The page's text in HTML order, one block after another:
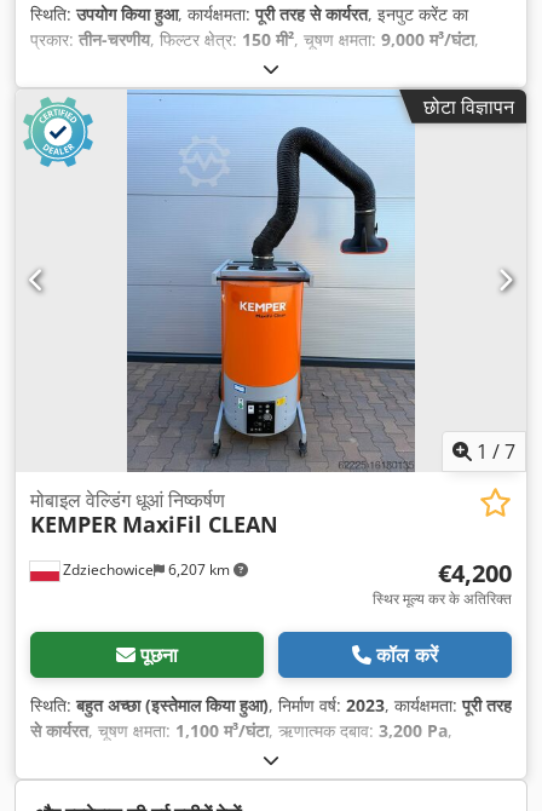
स्थिति:उपयोग किया हुआ, कार्यक्षमता:पूरी तरह से कार्यरत, इनपुट करेंट का
प्रकार: तीन-चरणीय, फिल्टर क्षेत्र: 150 मी², चूषण क्षमता: 9,000 म³/घंटा,
छोटा विज्ञापन
1 /7
Zdziechowice 6,207 km
मोबाइल वेल्डिंग धूआं निष्कर्षण
KEMPER MaxiFil CLEAN
€4,200
स्थिर मूल्य कर के अतिरिक्त
पूछना कॉल करें
स्थिति:बहुत अच्छा (इस्तेमाल किया हुआ), निर्माण वर्ष: 2023, कार्यक्षमता:पूरी तरह
से कार्यरत, चूषण क्षमता: 1,100 म³/घंटा, ऋणात्मक दबाव: 3,200 Pa,